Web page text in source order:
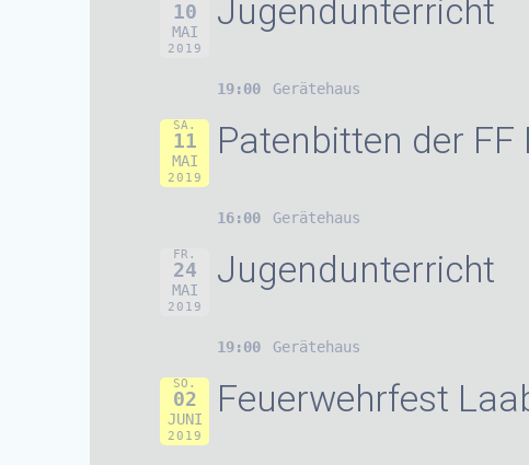
10
MAI
2019
Jugendunterricht
19:00 Gerätehaus
SA.
11
MAI
2019
Patenbitten der FF
16:00 Gerätehaus
FR.
24
MAI
2019
Jugendunterricht
19:00 Gerätehaus
SO.
02
JUNI
2019
Feuerwehrfest